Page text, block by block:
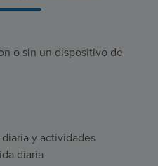
o sin un dispositivo de
y actividades
diaria